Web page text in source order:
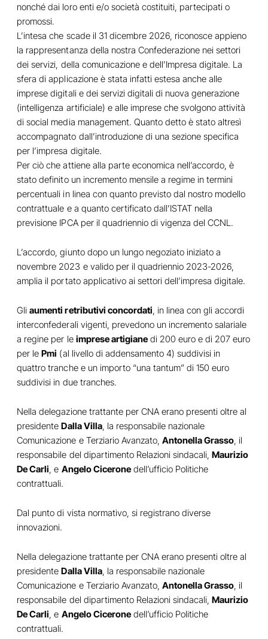
nonché dai loro enti e/o società costituiti, partecipati o
promossi.
L’intesa che scade il 31 dicembre 2026, riconosce appieno
la rappresentanza della nostra Confederazione nei settori
dei servizi, della comunicazione e dell’Impresa digitale. La
sfera di applicazione è stata infatti estesa anche alle
imprese digitali e dei servizi digitali di nuova generazione
(intelligenza artificiale) e alle imprese che svolgono attività
di social media management. Quanto detto è stato altresì
accompagnato dall’introduzione di una sezione specifica
per l’impresa digitale.
Per ciò che attiene alla parte economica nell’accordo, è
stato definito un incremento mensile a regime in termini
percentuali in linea con quanto previsto dal nostro modello
contrattuale e a quanto certificato dall’ISTAT nella
previsione IPCA per il quadriennio di vigenza del CCNL.
L’accordo, giunto dopo un lungo negoziato iniziato a
novembre 2023 e valido per il quadriennio 2023-2026,
amplia il portato applicativo ai settori dell’impresa digitale.
Gliaumenti retributivi concordati , in linea con gli accordi
interconfederali vigenti, prevedono un incremento salariale
a regine per le imprese artigianedi 200 euro e di 207 euro
per lePmi (al livello di addensamento 4) suddivisi in
quattro tranche e un importo “una tantum” di 150 euro
suddivisi in due tranches.
Nella delegazione trattante per CNA erano presenti oltre al
presidenteDalla Villa, la responsabile nazionale
Comunicazione e Terziario Avanzato, Antonella Grasso , il
responsabile del dipartimento Relazioni sindacali,Maurizio
De Carli , e Angelo Ciceronedell’ufficio Politiche
contrattuali.
Dal punto di vista normativo, si registrano diverse
innovazioni.
Nella delegazione trattante per CNA erano presenti oltre al
presidenteDalla Villa, la responsabile nazionale
Comunicazione e Terziario Avanzato, Antonella Grasso , il
responsabile del dipartimento Relazioni sindacali,Maurizio
De Carli , e Angelo Ciceronedell’ufficio Politiche
contrattuali.